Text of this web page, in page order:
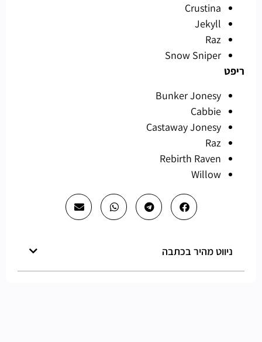
Crustina
Jekyll
Raz
Snow Sniper
ריפט
Bunker Jonesy
Cabbie
Castaway Jonesy
Raz
Rebirth Raven
Willow
ניווט מהיר בכתבה